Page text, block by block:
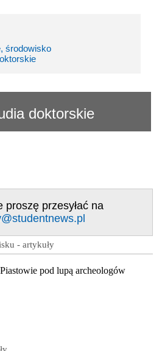
środowisko
doktorskie
proszę przesyłać na
- artykuły
Piastowie pod lupą archeologów